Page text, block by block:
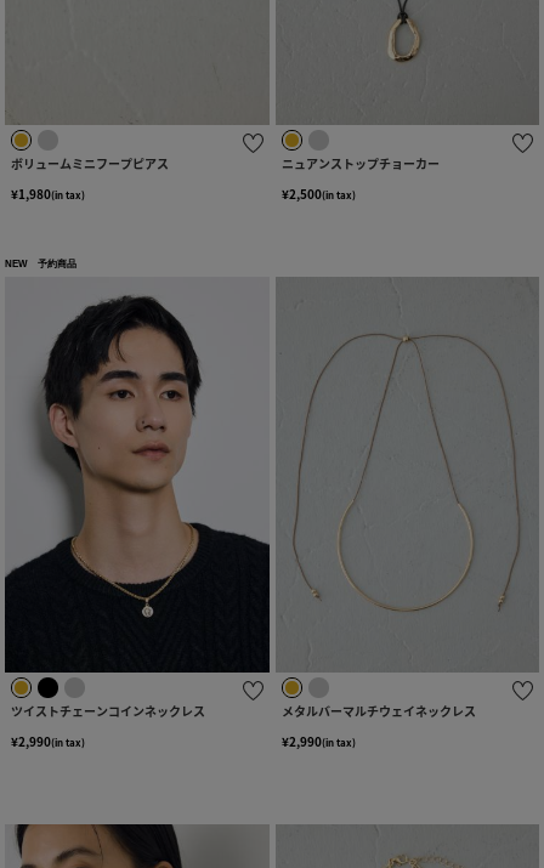
ボリュームミニフープピアス
¥1,980(in tax)
ニュアンストップチョーカー
¥2,500(in tax)
NEW 予約商品
ツイストチェーンコインネックレス
¥2,990(in tax)
メタルバーマルチウェイネックレス
¥2,990(in tax)